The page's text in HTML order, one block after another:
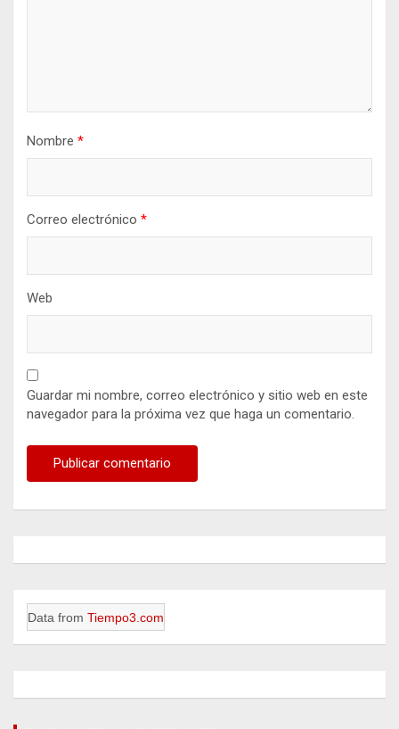
Nombre *
Correo electrónico *
Web
Guardar mi nombre, correo electrónico y sitio web en este
navegador para la próxima vez que haga un comentario.
Data from Tiempo3.com